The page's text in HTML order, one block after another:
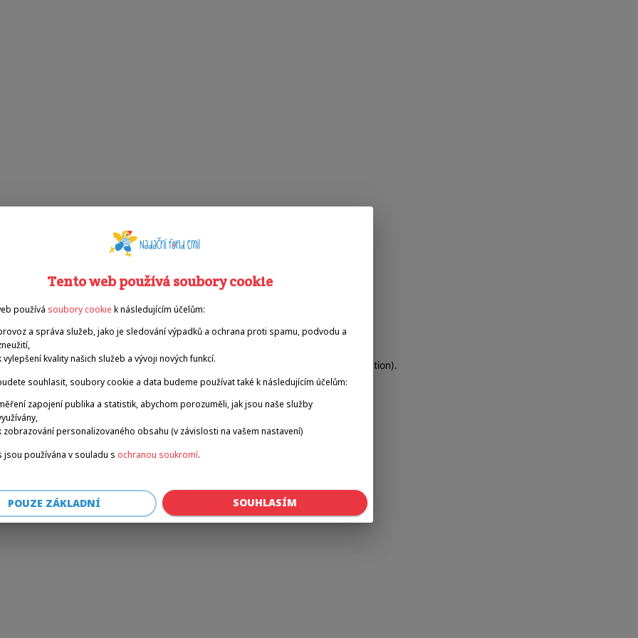
a client-side exception has occurred (see the browser console for more information).
Tento web používá soubory cookie
používá soubory cookie k následujícím účelům:
a správa služeb, jako je sledování výpadků a ochrana proti spamu, podvodu a
vylepšení kvality našich služeb a vývoji nových funkcí.
souhlasit, soubory cookie a data budeme používat také k následujícím účelům:
zapojení publika a statistik, abychom porozuměli, jak jsou naše služby
zobrazování personalizovaného obsahu (v závislosti na vašem nastavení)
jsou používána v souladu s ochranou soukromí.
POUZE ZÁKLADNÍ SOUHLASÍM